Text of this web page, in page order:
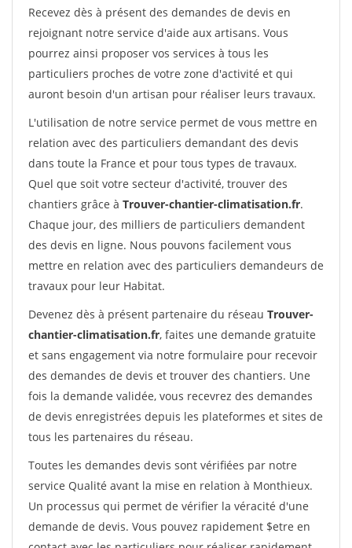
Recevez dès à présent des demandes de devis en
rejoignant notre service d'aide aux artisans. Vous
pourrez ainsi proposer vos services à tous les
particuliers proches de votre zone d'activité et qui
auront besoin d'un artisan pour réaliser leurs travaux.
L'utilisation de notre service permet de vous mettre en
relation avec des particuliers demandant des devis
dans toute la France et pour tous types de travaux.
Quel que soit votre secteur d'activité, trouver des
chantiers grâce à Trouver-chantier-climatisation.fr.
Chaque jour, des milliers de particuliers demandent
des devis en ligne. Nous pouvons facilement vous
mettre en relation avec des particuliers demandeurs de
travaux pour leur Habitat.
Devenez dès à présent partenaire du réseau Trouver-
chantier-climatisation.fr, faites une demande gratuite
et sans engagement via notre formulaire pour recevoir
des demandes de devis et trouver des chantiers. Une
fois la demande validée, vous recevrez des demandes
de devis enregistrées depuis les plateformes et sites de
tous les partenaires du réseau.
Toutes les demandes devis sont vérifiées par notre
service Qualité avant la mise en relation à Monthieux.
Un processus qui permet de vérifier la véracité d'une
demande de devis. Vous pouvez rapidement $etre en